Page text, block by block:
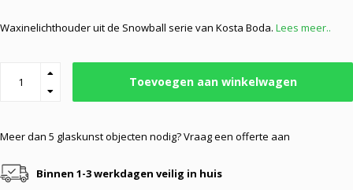
Waxinelichthouder uit de Snowball serie van Kosta Boda. Lees meer..
Toevoegen aan winkelwagen
Meer dan 5 glaskunst objecten nodig? Vraag een offerte aan
Binnen 1-3 werkdagen veilig in huis